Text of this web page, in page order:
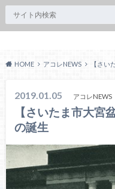
HOME アコレNEWS 【さ
2019.01.05 アコレNEWS
【さいたま市大宮
の誕生